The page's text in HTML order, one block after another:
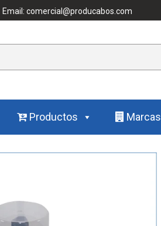
Email: comercial@producabos.com
Productos Marcas